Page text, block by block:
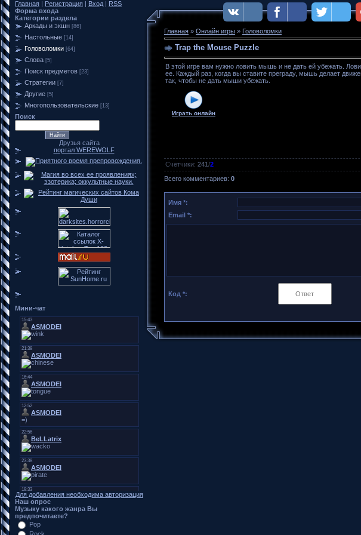
Главная | Регистрация | Вход | RSS
Форма входа
Категории раздела
Аркады и экшн [86]
Настольные [14]
Головоломки [64]
Слова [5]
Поиск предметов [23]
Стратегии [7]
Другие [5]
Многопользовательские [13]
Поиск
Друзья сайта
портал WEREWOLF
Мини-чат
Для добавления необходима авторизация
Наш опрос
Музыку какого жанра Вы
предпочитаете?
Pop
Rock
Главная » Онлайн игры » Головоломки
Trap the Mouse Puzzle
В этой игре вам нужно ловить мышь и не дать ей убежать.
ее. Каждый раз, когда вы ставите преграду, мышь делает
так, чтобы не дать мыши убежать.
Играть онлайн
Счетчики: 241 /2
Всего комментариев: 0
Имя *:
Email *:
Код *: